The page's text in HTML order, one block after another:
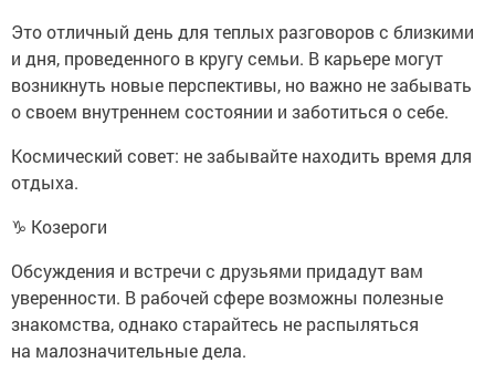
Это отличный день для теплых разговоров с близкими
и дня, проведенного в кругу семьи. В карьере могут
возникнуть новые перспективы, но важно не забывать
о своем внутреннем состоянии и заботиться о себе.
Космический совет: не забывайте находить время для
отдыха.
♑ Козероги
Обсуждения и встречи с друзьями придадут вам
уверенности. В рабочей сфере возможны полезные
знакомства, однако старайтесь не распыляться
на малозначительные дела.